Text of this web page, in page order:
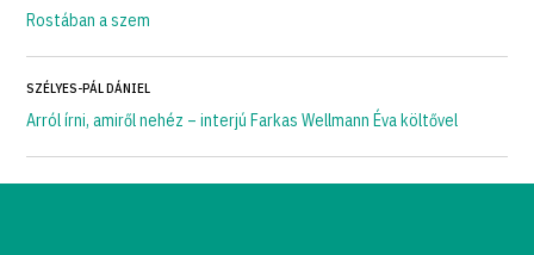
Rostában a szem
SZÉLYES-PÁL DÁNIEL
Arról írni, amiről nehéz – interjú Farkas Wellmann Éva költővel